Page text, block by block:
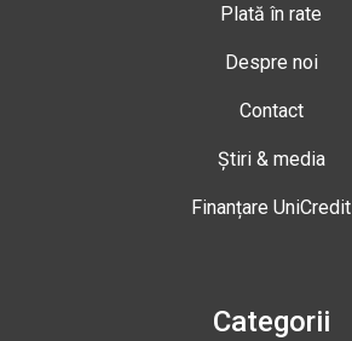
Plată în rate
Despre noi
Contact
Știri & media
Finanțare UniCredit
Categorii